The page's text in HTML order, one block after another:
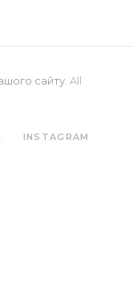
сайту . All
INSTAGRAM